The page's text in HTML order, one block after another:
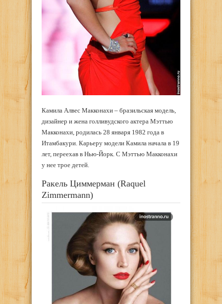
Камила Алвес Макконахи – бразильская модель,
дизайнер и жена голливудского актера Мэттью
Макконахи, родилась 28 января 1982 года в
Итамбакури. Карьеру модели Камила начала в 19
лет, переехав в Нью-Йорк. С Мэттью Макконахи
у нее трое детей.
Ракель Циммерман (Raquel
Zimmermann)